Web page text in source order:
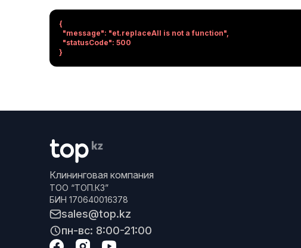
{
}
Клининговая компания
ТОО “ТОП.КЗ”
БИН 170640016378
sales@top.kz
пн-вс: 8:00-21:00